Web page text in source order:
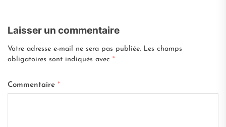
Laisser un commentaire
Votre adresse e-mail ne sera pas publiée. Les champs
obligatoires sont indiqués avec *
Commentaire *